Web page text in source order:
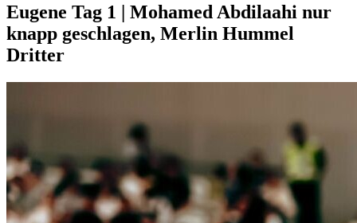
Eugene Tag 1 | Mohamed Abdilaahi nur
knapp geschlagen, Merlin Hummel
Dritter